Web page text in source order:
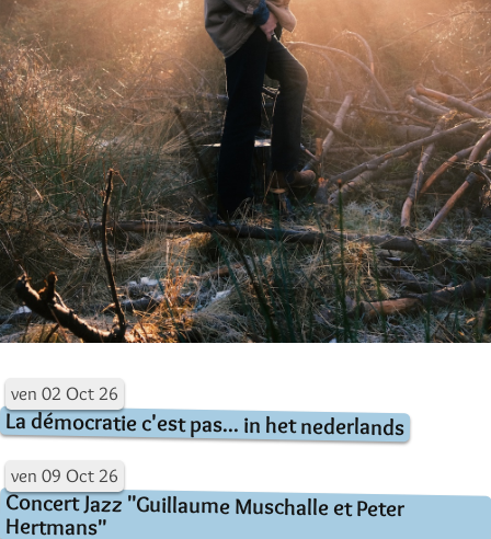
ven 02 Oct 26
La démocratie c'est pas... in het nederlands
ven 09 Oct 26
Concert Jazz "Guillaume Muschalle et Peter
Hertmans"